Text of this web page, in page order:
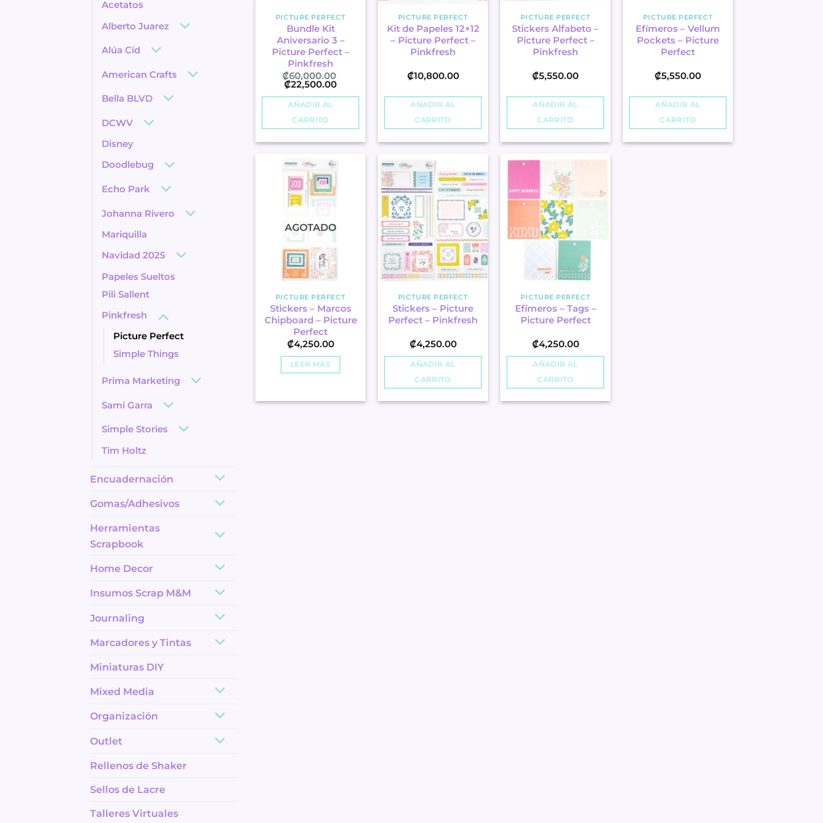
Acetatos
Alberto Juarez
Alúa Cid
American Crafts
Bella BLVD
DCWV
Disney
Doodlebug
Echo Park
Johanna Rivero
Mariquilla
Navidad 2025
Papeles Sueltos
Pili Sallent
Pinkfresh
Picture Perfect
Simple Things
Prima Marketing
Sami Garra
Simple Stories
Tim Holtz
Encuadernación
Gomas/Adhesivos
Herramientas
Scrapbook
Home Decor
Insumos Scrap M&M
Journaling
Marcadores y Tintas
Miniaturas DIY
Mixed Media
Organización
Outlet
Rellenos de Shaker
Sellos de Lacre
Talleres Virtuales
PICTURE PERFECT
Bundle Kit
Aniversario 3 –
Picture Perfect –
Pinkfresh
₡60,000.00
Original
price
was:
₡60,000.00.
₡22,500.00Current
is:
AÑADIR AL
CARRITO
PICTURE PERFECT
Kit de Papeles 12×12
– Picture Perfect –
Pinkfresh
₡10,800.00
AÑADIR AL
CARRITO
PICTURE PERFECT
Stickers Alfabeto –
Picture Perfect –
Pinkfresh
₡5,550.00
AÑADIR AL
CARRITO
PICTURE PERFECT
Efímeros – Vellum
Pockets – Picture
Perfect
₡5,550.00
AÑADIR AL
CARRITO
AGOTADO
PICTURE PERFECT
Stickers – Marcos
Chipboard – Picture
Perfect
₡4,250.00
LEER MÁS
PICTURE PERFECT
Stickers – Picture
Perfect – Pinkfresh
₡4,250.00
AÑADIR AL
CARRITO
PICTURE PERFECT
Efímeros – Tags –
Picture Perfect
₡4,250.00
AÑADIR AL
CARRITO